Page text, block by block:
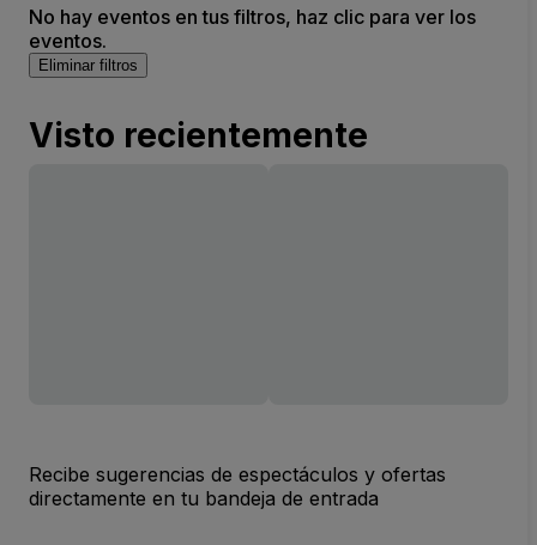
No hay eventos en tus filtros, haz clic para ver los
eventos.
Eliminar filtros
Visto recientemente
Recibe sugerencias de espectáculos y ofertas
directamente en tu bandeja de entrada